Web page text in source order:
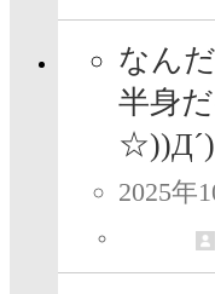
なん
半身
☆))Д´)
2025年